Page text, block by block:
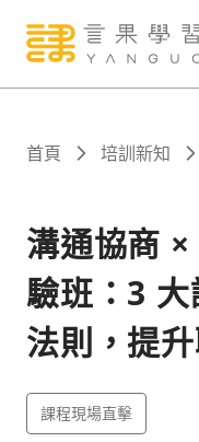
關於
課程
報名
首頁 培訓新知
溝通協商
驗班：3
法則，提
課程現場直擊